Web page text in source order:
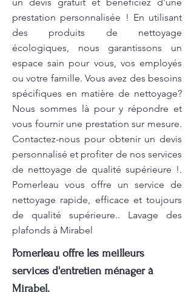
prestation personnalisée ! En utilisant
des produits de nettoyage
écologiques, nous garantissons un
espace sain pour vous, vos employés
ou votre famille. Vous avez des besoins
spécifiques en matière de nettoyage?
Nous sommes là pour y répondre et
vous fournir une prestation sur mesure.
Contactez-nous pour obtenir un devis
personnalisé et profiter de nos services
de nettoyage de qualité supérieure !.
Pomerleau vous offre un service de
nettoyage rapide, efficace et toujours
de qualité supérieure.. Lavage des
plafonds à Mirabel
Pomerleau offre les meilleurs
services d'entretien ménager à
Mirabel.